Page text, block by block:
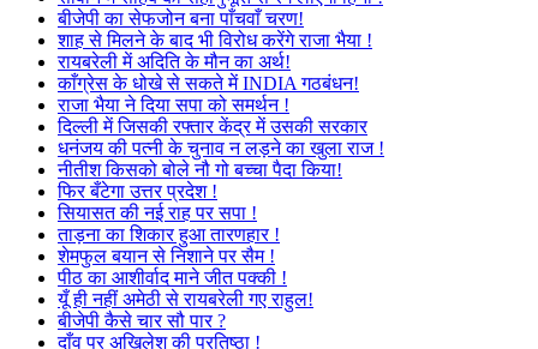
बीजेपी का सेफजोन बना पाँचवाँ चरण!
शाह से मिलने के बाद भी विरोध करेंगे राजा भैया !
रायबरेली में अदिति के मौन का अर्थ!
काँग्रेस के धोखे से सकते में INDIA गठबंधन!
राजा भैया ने दिया सपा को समर्थन !
दिल्ली में जिसकी रफ्तार केंद्र में उसकी सरकार
धनंजय की पत्नी के चुनाव न लड़ने का खुला राज !
नीतीश किसको बोले नौ गो बच्चा पैदा किया!
फिर बँटेगा उत्तर प्रदेश !
सियासत की नई राह पर सपा !
ताड़ना का शिकार हुआ तारणहार !
शेमफुल बयान से निशाने पर सैम !
पीठ का आशीर्वाद माने जीत पक्की !
यूँ ही नहीं अमेठी से रायबरेली गए राहुल!
बीजेपी कैसे चार सौ पार ?
दाँव पर अखिलेश की प्रतिष्ठा !